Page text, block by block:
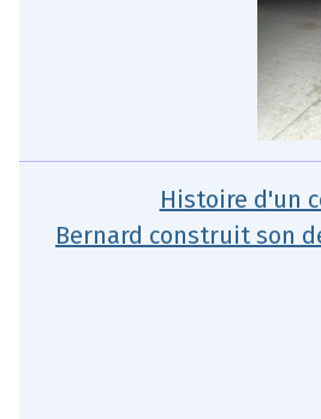
Histoire d'un
Bernard construit son